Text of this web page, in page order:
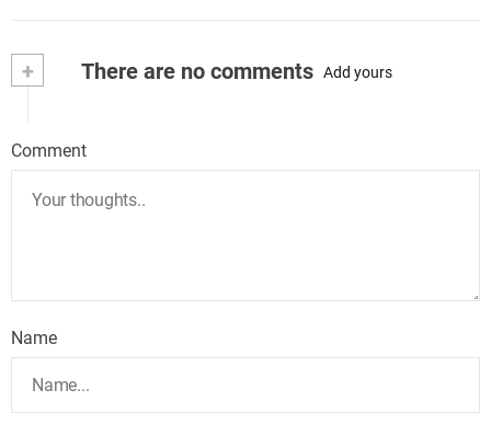
+ There are no comments Add yours
Comment
Name